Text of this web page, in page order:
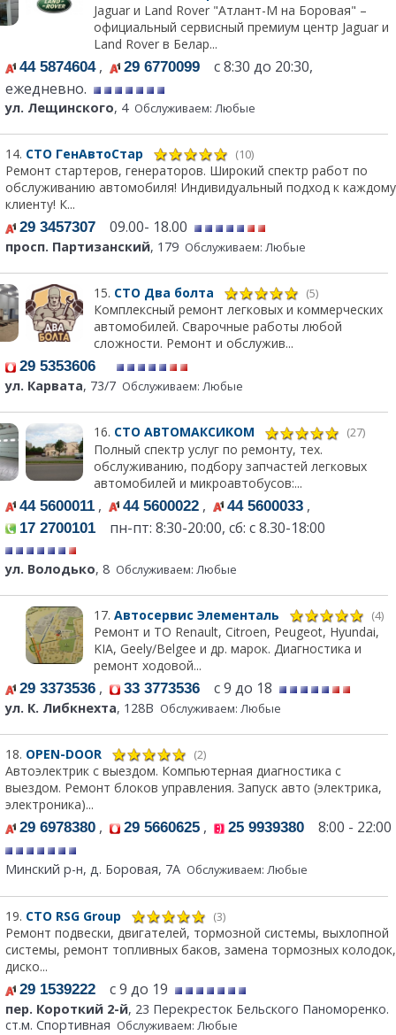
Jaguar и Land Rover "Атлант-М на Боровая" –
официальный сервисный премиум центр Jaguar и
Land Rover в Белар...
44 5874604, 29 6770099 с 8:30 до 20:30,
ежедневно.
ул. Лещинского, 4 Обслуживаем: Любые
14. СТО ГенАвтоСтар (10)
Ремонт стартеров, генераторов. Широкий спектр работ по
обслуживанию автомобиля! Индивидуальный подход к каждому
клиенту! К...
29 3457307 09.00- 18.00
просп. Партизанский, 179 Обслуживаем: Любые
15. СТО Два болта (5)
Комплексный ремонт легковых и коммерческих
автомобилей. Сварочные работы любой
сложности. Ремонт и обслужив...
29 5353606
ул. Карвата, 73/7 Обслуживаем: Любые
16. СТО АВТОМАКСИКОМ (27)
Полный спектр услуг по ремонту, тех.
обслуживанию, подбору запчастей легковых
автомобилей и микроавтобусов:...
44 5600011 , 44 5600022 , 44 5600033 ,
17 2700101 пн-пт: 8:30-20:00, сб: с 8.30-18:00
ул. Володько, 8 Обслуживаем: Любые
17. Автосервис Элементаль (4)
Ремонт и ТО Renault, Citroen, Peugeot, Hyundai,
KIA, Geely/Belgee и др. марок. Диагностика и
ремонт ходовой...
29 3373536 , 33 3773536 с 9 до 18
ул. К. Либкнехта, 128В Обслуживаем: Любые
18. OPEN-DOOR (2)
Автоэлектрик с выездом. Компьютерная диагностика с
выездом. Ремонт блоков управления. Запуск авто (электрика,
электроника)...
29 6978380 , 29 5660625 , 25 9939380 8:00 - 22:00
Минский р-н, д. Боровая, 7А Обслуживаем: Любые
19. СТО RSG Group (3)
Ремонт подвески, двигателей, тормозной системы, выхлопной
системы, ремонт топливных баков, замена тормозных колодок,
диско...
29 1539222 с 9 до 19
пер. Короткий 2-й, 23 Перекресток Бельского Паноморенко.
ст.м. Спортивная Обслуживаем: Любые